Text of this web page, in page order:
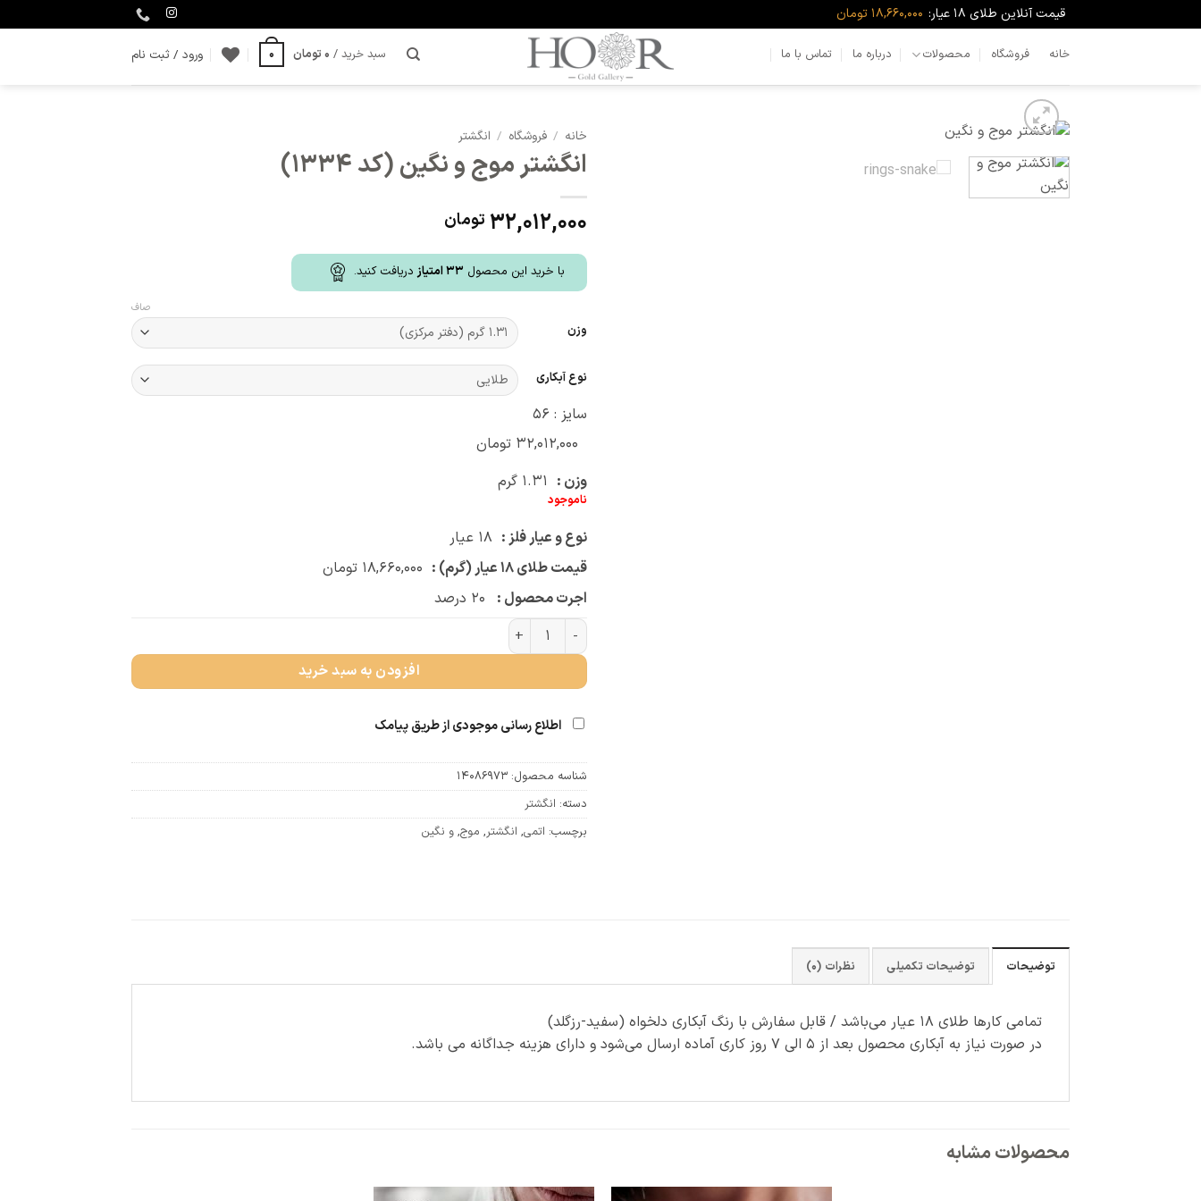
to
قیمت آنلاین طلای ۱۸ عیار: 18,660,000 تومان
خانه فروشگاه محصولات درباره ما تماس با ما سبد خرید / 0 تومان 0 ورود / ثبت نام
خانه / فروشگاه / انگشتر
انگشتر موج و نگین (کد 1334)
32,012,000 تومان
با خرید این محصول 33امتیاز دریافت کنید.
وزن
نوع آبکاری
صاف
سایز : 56
۳۲,۰۱۲,۰۰۰ تومان
وزن : ۱.۳۱ گرم
ناموجود
نوع و عیار فلز : ۱۸ عیار
قیمت طلای ۱۸ عیار (گرم) :
۱۸,۶۶۰,۰۰۰ تومان
اجرت محصول :
۲۰ درصد
انگشتر موج و نگین (کد 1334) عدد
افزودن به سبد خرید
اطلاع رسانی موجودی از طریق پیامک
شناسه محصول: 14086973
دسته: انگشتر
برچسب: اتمی, انگشتر, موج, و نگین
توضیحات توضیحات تکمیلی نظرات (0)
تمامی کارها طلای ۱۸ عیار می‌باشد / قابل سفارش با رنگ آبکاری دلخواه (سفید-رزگلد)
در صورت نیاز به آبکاری محصول بعد از ۵ الی ۷ روز کاری آماده ارسال می‌شود و دارای هزینه جداگانه می باشد.
محصولات مشابه